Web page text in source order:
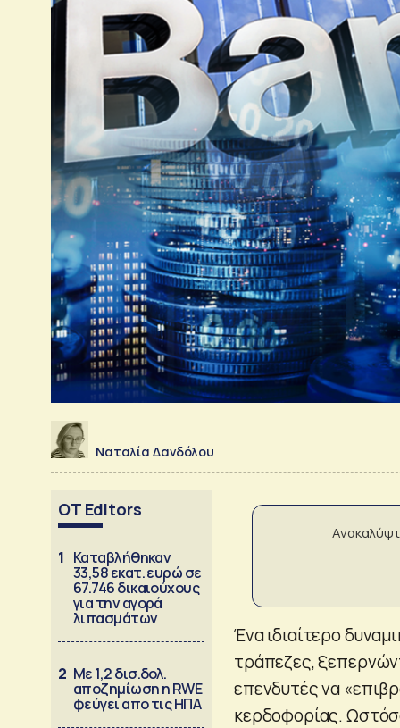
Ναταλία Δανδόλου
OT Editors
1 Καταβλήθηκαν
33,58 εκατ. ευρώ σε
67.746 δικαιούχους
για την αγορά
λιπασμάτων
2 Με 1,2 δισ.δολ.
αποζημίωση η RWE
φεύγει απο τις ΗΠΑ
Ένα ιδιαίτερο
τράπεζες,
επενδυτές να
κερδοφορίας.